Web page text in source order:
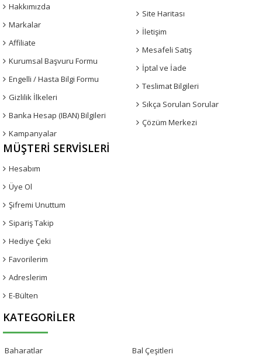
Hakkımızda
Markalar
Affiliate
Kurumsal Başvuru Formu
Engelli / Hasta Bilgi Formu
Gizlilik İlkeleri
Banka Hesap (IBAN) Bilgileri
Kampanyalar
Site Haritası
İletişim
Mesafeli Satış
İptal ve İade
Teslimat Bilgileri
Sıkça Sorulan Sorular
Çözüm Merkezi
MÜŞTERI SERVISLERI
Hesabım
Üye Ol
Şifremi Unuttum
Sipariş Takip
Hediye Çeki
Favorilerim
Adreslerim
E-Bülten
KATEGORILER
Baharatlar
Bal Çeşitleri